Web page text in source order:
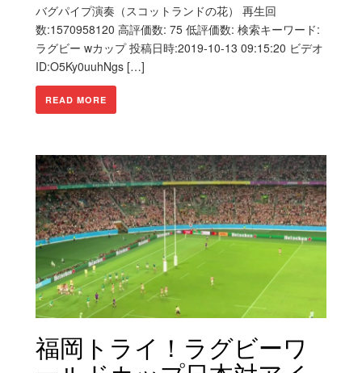
バグパイプ演奏（スコットランドの花） 再生回
数:1570958120 高評価数: 75 低評価数: 検索キーワード:
ラグビー wカップ 投稿日時:2019-10-13 09:15:20 ビデオ
ID:O5Ky0uuhNgs […]
READ MORE
福岡トライ！ラグビーワ